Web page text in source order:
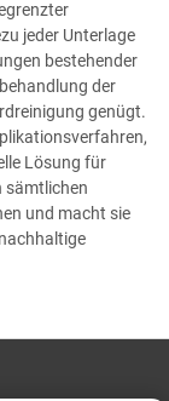
jeder Unterlage
bestehender
der
genügt.
Lösung für
sämtlichen
und macht sie